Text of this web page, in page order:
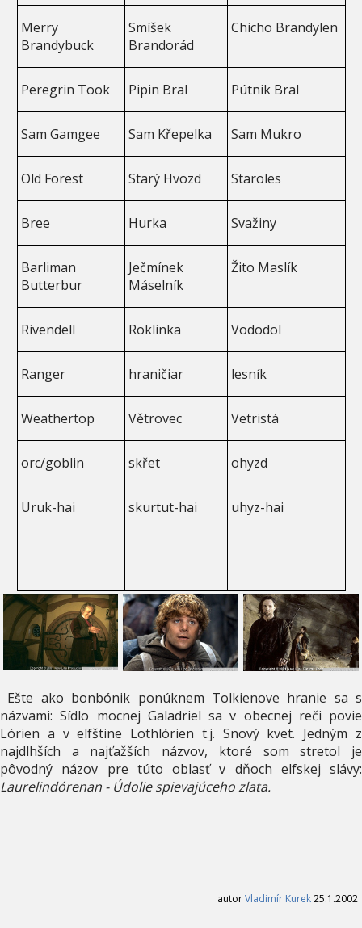
Merry
Brandybuck
Smíšek
Brandorád
Chicho Brandylen
Peregrin Took Pipin Bral Pútnik Bral
Sam Gamgee Sam Křepelka Sam Mukro
Old Forest Starý Hvozd Staroles
Bree Hurka Svažiny
Barliman
Butterbur
Ječmínek
Máselník
Žito Maslík
Rivendell Roklinka Vododol
Ranger hraničiar lesník
Weathertop Větrovec Vetristá
orc/goblin skřet ohyzd
Uruk-hai skurtut-hai uhyz-hai
Ešte ako bonbónik ponúknem Tolkienove hranie sa s
názvami: Sídlo mocnej Galadriel sa v obecnej reči povie
Lórien a v elfštine Lothlórien t.j. Snový kvet. Jedným z
najdlhších a najťažších názvov, ktoré som stretol je
pôvodný názov pre túto oblasť v dňoch elfskej slávy:
Laurelindórenan - Údolie spievajúceho zlata.
autorVladimír Kurek25.1.2002